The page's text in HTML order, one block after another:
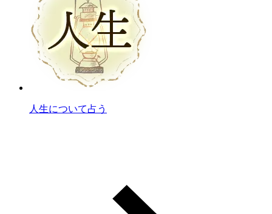
人生について占う